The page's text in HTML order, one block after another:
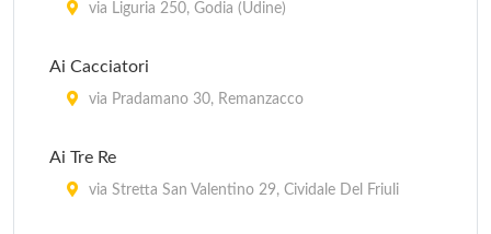
via Liguria 250, Godia (Udine)
Ai Cacciatori
via Pradamano 30, Remanzacco
Ai Tre Re
via Stretta San Valentino 29, Cividale Del Friuli